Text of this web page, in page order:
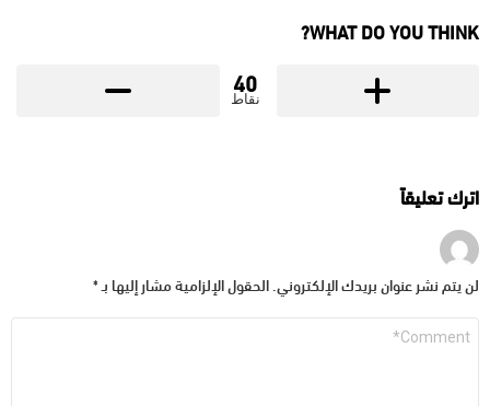
WHAT DO YOU THINK?
40
نقاط
اترك تعليقاً
لن يتم نشر عنوان بريدك الإلكتروني.الحقول الإلزامية مشار إليها بـ*